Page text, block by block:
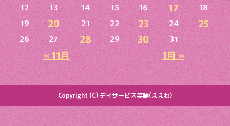
« 11月 1月 »
12
13 14 15 16 17
18
19
20 21 22 23 24 25
26 27 28 29 30 31
Copyright (C) デイサービス笑輪(ええわ)